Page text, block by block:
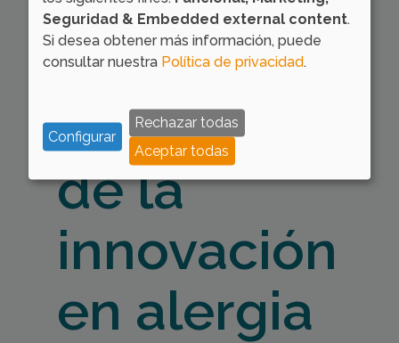
hacia la
vanguardia
de la
innovación
en alergia
Seguridad & Embedded external content.
Si desea obtener más información, puede
consultar nuestra Política de privacidad.
Configurar
Rechazar todas
Aceptar todas